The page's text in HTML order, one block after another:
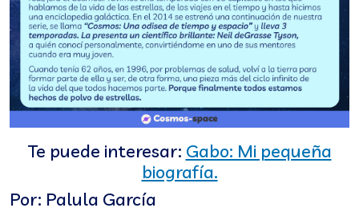
Te puede interesar: Gabo: Mi pequeña
biografía.
Por: Palula García